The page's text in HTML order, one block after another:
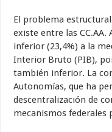
El problema
existe entre las CC.AA.
inferior (23,4%) a la
Interior Bruto (PIB),
también inferior. La
Autonomías, que ha
descentralización de
mecanismos